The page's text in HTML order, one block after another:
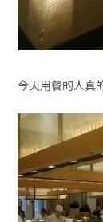
今天用餐的人真